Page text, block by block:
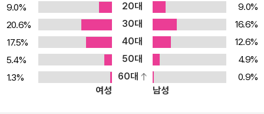
9.0%
20대
9.0%
20.6%
30대
16.6%
17.5%
40대
12.6%
5.4%
50대
4.9%
1.3%
60대
0.9%
여성
남성